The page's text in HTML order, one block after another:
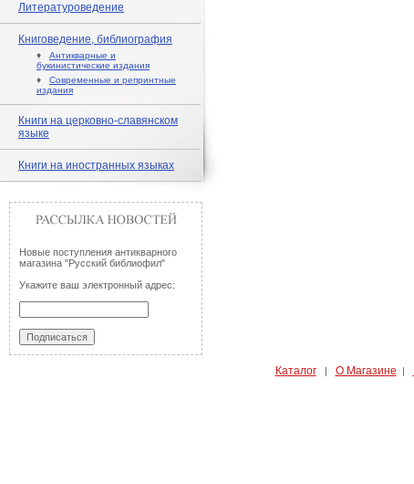
Литературоведение
Книговедение, библиография
♦ Антикварные и
букинистические издания
♦ Современные и репринтные
издания
Книги на церковно-славянском
языке
Книги на иностранных языках
Новые поступления антикварного
магазина "Русский библиофил"
Укажите ваш электронный адрес:
Каталог| О Магазине |